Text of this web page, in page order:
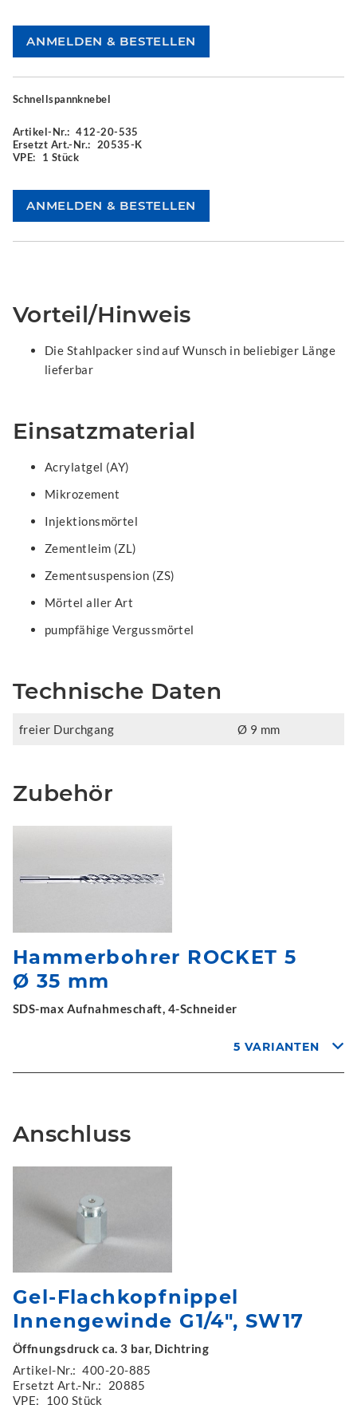
Schnellspannknebel
Artikel-Nr.: 412-20-535
Ersetzt Art.-Nr.: 20535-K
VPE:
1 Stück
Vorteil/Hinweis
Die Stahlpacker sind auf Wunsch in beliebiger Länge
lieferbar
Einsatzmaterial
Acrylatgel (AY)
Mikrozement
Injektionsmörtel
Zementleim (ZL)
Zementsuspension (ZS)
Mörtel aller Art
pumpfähige Vergussmörtel
Technische Daten
freier Durchgang Ø 9 mm
Zubehör
Hammerbohrer ROCKET 5
Ø 35 mm
SDS-max Aufnahmeschaft, 4-Schneider
5 VARIANTEN
Anschluss
Gel-Flachkopfnippel
Innengewinde G1/4", SW17
Öffnungsdruck ca. 3 bar, Dichtring
Artikel-Nr.: 400-20-885
Ersetzt Art.-Nr.:
20885
VPE:
100 Stück